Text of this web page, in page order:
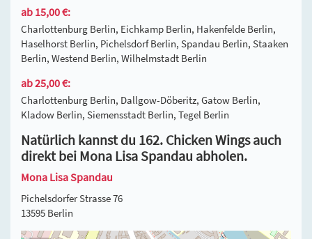
ab 15,00 €:
Charlottenburg Berlin, Eichkamp Berlin, Hakenfelde Berlin,
Haselhorst Berlin, Pichelsdorf Berlin, Spandau Berlin, Staaken
Berlin, Westend Berlin, Wilhelmstadt Berlin
ab 25,00 €:
Charlottenburg Berlin, Dallgow-Döberitz, Gatow Berlin,
Kladow Berlin, Siemensstadt Berlin, Tegel Berlin
Natürlich kannst du 162. Chicken Wings auch
direkt bei Mona Lisa Spandau abholen.
Mona Lisa Spandau
Pichelsdorfer Strasse 76
13595 Berlin